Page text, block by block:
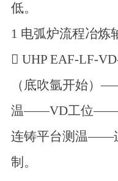
低。
1 电弧炉流程冶炼
 UHP EAF-LF-
（底吹氩开始
温——VD工位——
连铸平台测温——
制。